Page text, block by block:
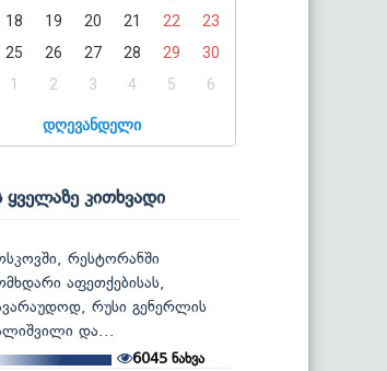
18 19 20 21 22
23
25 26 27 28 29
30
1 2 3 4 5 6
დღევანდელი
ყველაზე კითხვადი
რესტორანში
აფეთქებისას,
რუსი გენერლის
და...
6045 ნახვა